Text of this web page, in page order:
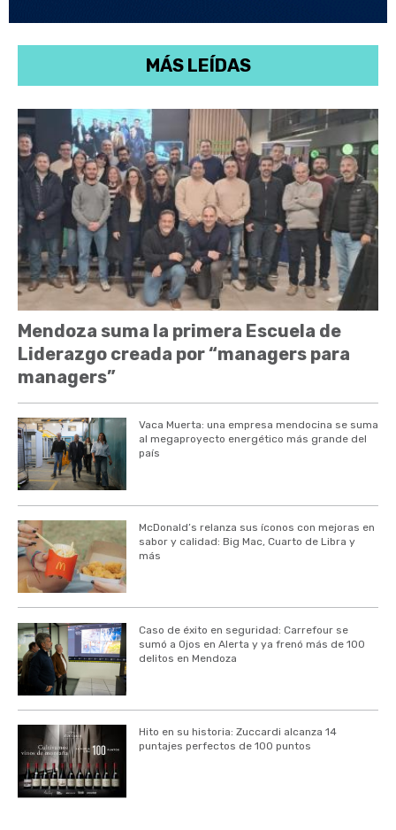
MÁS LEÍDAS
Mendoza suma la primera Escuela de
Liderazgo creada por “managers para
managers”
Vaca Muerta: una empresa mendocina se suma
al megaproyecto energético más grande del
país
McDonald’s relanza sus íconos con mejoras en
sabor y calidad: Big Mac, Cuarto de Libra y
más
Caso de éxito en seguridad: Carrefour se
sumó a Ojos en Alerta y ya frenó más de 100
delitos en Mendoza
Hito en su historia: Zuccardi alcanza 14
puntajes perfectos de 100 puntos